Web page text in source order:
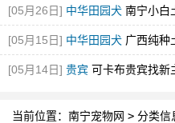
[05月26日] 中华田园犬 南宁小白
[05月15日] 中华田园犬 广西纯种
[05月14日] 贵宾 可卡布贵宾找新
当前位置： 南宁宠物网 > 分类信